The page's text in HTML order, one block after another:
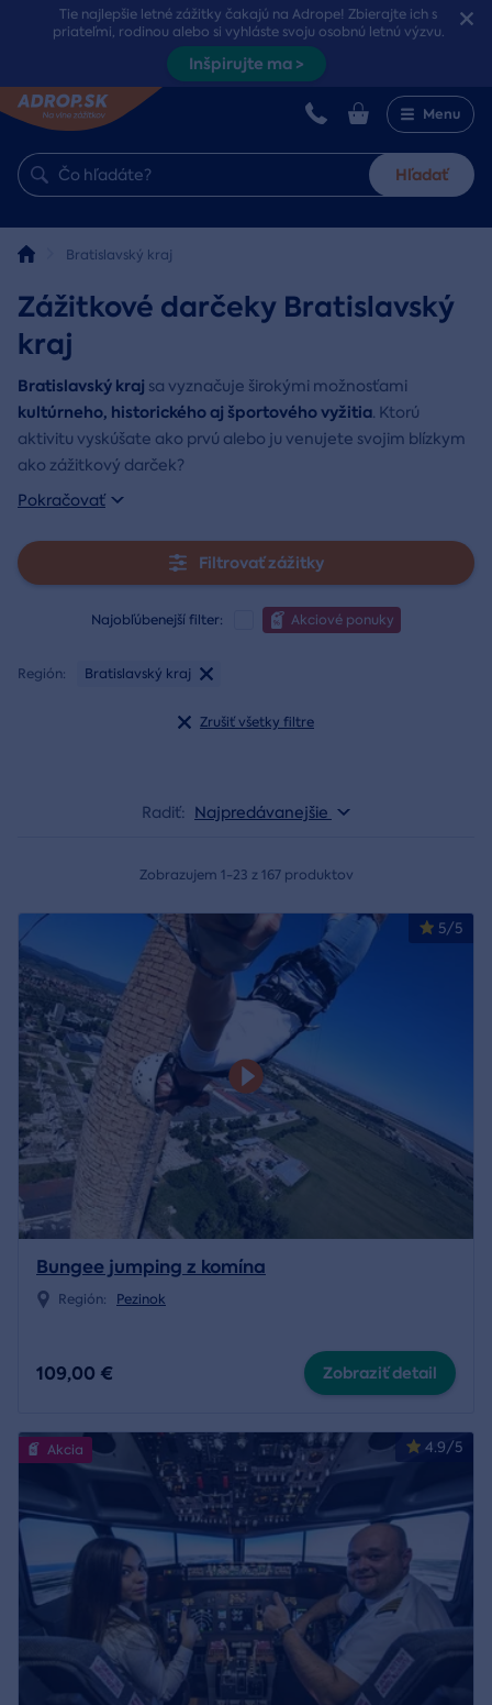
Tie najlepšie letné zážitky čakajú na Adrope! Zbierajte ich s
priateľmi, rodinou alebo si vyhláste svoju osobnú letnú výzvu.
Inšpirujte ma >
Menu
Hľadať
Bratislavský kraj
Zážitkové darčeky Bratislavský
kraj
Bratislavský kraj sa vyznačuje širokými možnosťami
kultúrneho, historického aj športového vyžitia. Ktorú
aktivitu vyskúšate ako prvú alebo ju venujete svojim blízkym
ako zážitkový darček?
Pokračovať
Filtrovať zážitky
Najobľúbenejší filter: Akciové ponuky
Región: Bratislavský kraj
Zrušiť všetky filtre
Radiť: Najpredávanejšie
Zobrazujem 1-23 z 167 produktov
5/5
Bungee jumping z komína
Región: Pezinok
109,00 € Zobraziť detail
4.9/5
Akcia